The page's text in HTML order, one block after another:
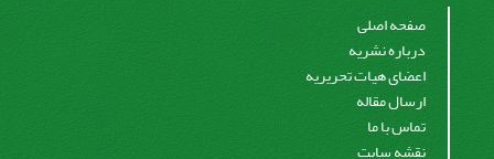
صفحه اصلی
درباره نشریه
اعضای هیات تحریریه
ارسال مقاله
تماس با ما
نقشه سایت